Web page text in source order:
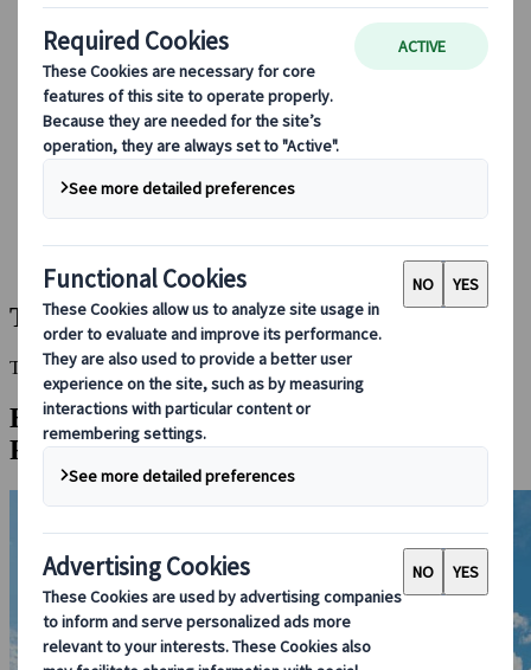
Saisonale Reisetipps
Highlights des Reiseziels
Kulturelle Einblicke
Kulinarische Erlebnisse
Entdecke Japan mit dem Zug
Häufig gestellte Fragen
Wichtige Informationen
Etikette in Japan
Autofahren in Japan
Bei uns buchen
Japan Rail Pass
Unterkunft
Online-Beratung
Towada-See
This Destination is disabled to display.
Entdecken Sie andere Reiseziele in dieser
Region